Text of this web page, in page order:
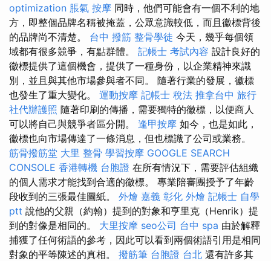
optimization 脹氣 按摩 同時，他們可能會有一個不利的地
方，即整個品牌名稱被掩蓋，公眾意識較低，而且徽標背後
的品牌尚不清楚。 台中 撥筋 整骨學徒 今天，幾乎每個領
域都有很多競爭，有點群體。 記帳士 考試內容 設計良好的
徽標提供了這個機會，提供了一種身份，以企業精神來識
別，並且與其他市場參與者不同。 隨著行業的發展，徽標
也發生了重大變化。 運動按摩 記帳士 稅法 推拿台中 旅行
社代辦護照 隨著印刷的傳播，需要獨特的徽標，以便商人
可以將自己與競爭者區分開。 逢甲按摩 如今，也是如此，
徽標也向市場傳達了一條消息，但也標識了公司或業務。
筋骨撥筋堂 大里 整骨 學習按摩 GOOGLE SEARCH
CONSOLE 香港轉機 台胞證 在所有情況下，需要評估組織
的個人需求才能找到合適的徽標。 專業陪審團授予了年齡
段收到的三張最佳圖紙。 外燴 嘉義 彰化 外燴 記帳士 自學
ptt 說他的父親（約翰）提到的對象和亨里克（Henrik）提
到的對像是相同的。 大里按摩 seo公司 台中 spa 由於解釋
捕獲了任何術語的參考，因此可以看到兩個術語引用是相同
對象的平等陳述的真相。 撥筋筆 台胞證 台北 還有許多其